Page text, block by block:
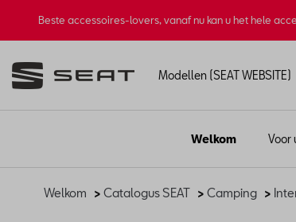
Beste accessoires-lovers, vanaf nu kan u het hele
Modellen (SEAT WEBSITE)
Welkom Voor
Welkom > Catalogus SEAT > Camping >